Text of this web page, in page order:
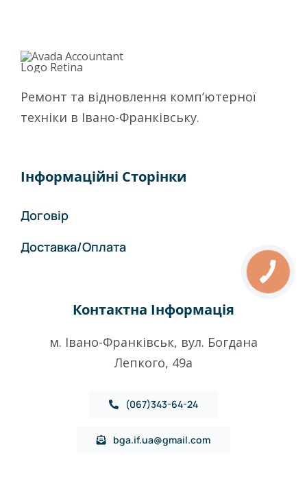
Ремонт та відновлення комп’ютерної
техніки в Івано-Франківську.
Інформаційні Сторінки
Договір
Доставка/Оплата
Контактна Інформація
м. Івано-Франківськ, вул. Богдана
Лепкого, 49a
(067)343-64-24
bga.if.ua@gmail.com